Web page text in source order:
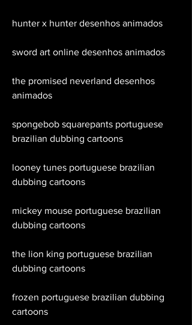
hunter x hunter desenhos animados
sword art online desenhos animados
the promised neverland desenhos
animados
spongebob squarepants portuguese
brazilian dubbing cartoons
looney tunes portuguese brazilian
dubbing cartoons
mickey mouse portuguese brazilian
dubbing cartoons
the lion king portuguese brazilian
dubbing cartoons
frozen portuguese brazilian dubbing
cartoons